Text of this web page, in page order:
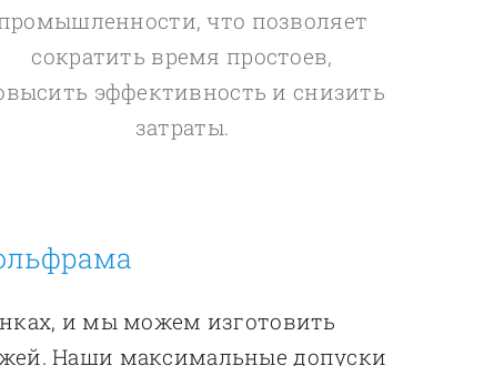
что позволяет
сократить время простоев,
эффективность и снизить
затраты.
и мы можем изготовить
Наши максимальные допуски